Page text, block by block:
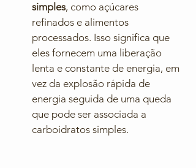
simples, como açúcares
refinados e alimentos
processados. Isso significa que
eles fornecem uma liberação
lenta e constante de energia, em
vez da explosão rápida de
energia seguida de uma queda
que pode ser associada a
carboidratos simples.